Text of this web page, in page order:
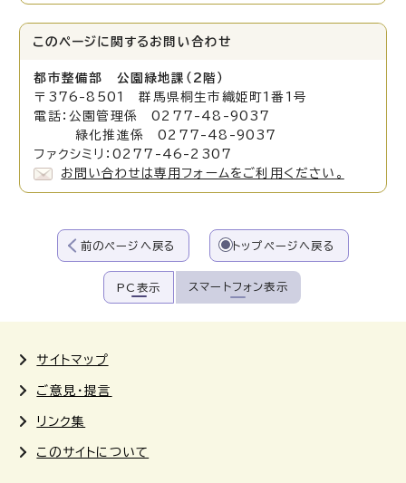
このページに関する お問い合わせ
都市整備部 公園緑地課（2階）
〒376-8501 群馬県桐生市織姫町1番1号
電話：公園管理係 0277-48-9037
緑化推進係 0277-48-9037
ファクシミリ：0277-46-2307
お問い合わせは専用フォームをご利用ください。
前のページへ戻る トップページへ戻る
PC表示 スマートフォン表示
サイトマップ
ご意見・提言
リンク集
このサイトについて